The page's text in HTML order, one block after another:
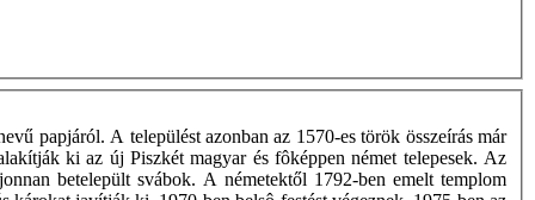
papjáról. A települést azonban az 1570-es török összeírás már
ki az új Piszkét magyar és fôképpen német telepesek. Az
betelepült svábok. A németektől 1792-ben emelt templom